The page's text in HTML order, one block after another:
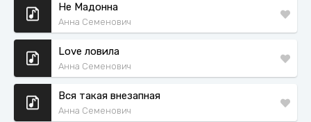
Не Мадонна
Анна Семенович
Love ловила
Анна Семенович
Вся такая внезапная
Анна Семенович